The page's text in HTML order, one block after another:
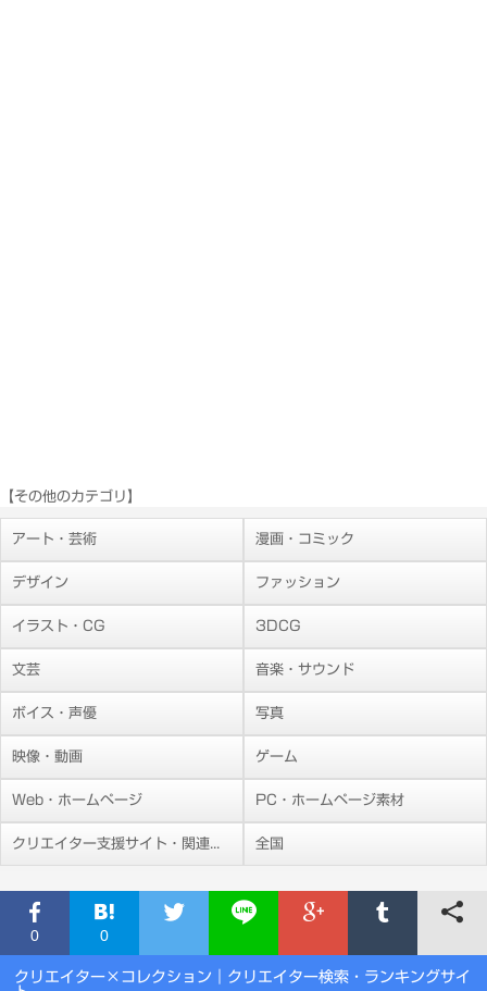
【その他のカテゴリ】
アート・芸術 漫画・コミック
デザイン ファッション
イラスト・CG 3DCG
文芸 音楽・サウンド
ボイス・声優 写真
映像・動画 ゲーム
Web・ホームページ PC・ホームページ素材
クリエイター支援サイト・関連施設 全国
0 0
クリエイター×コレクション ｜クリエイター検索・ランキングサイ